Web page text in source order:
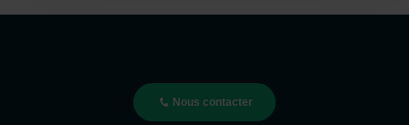
Nous contacter